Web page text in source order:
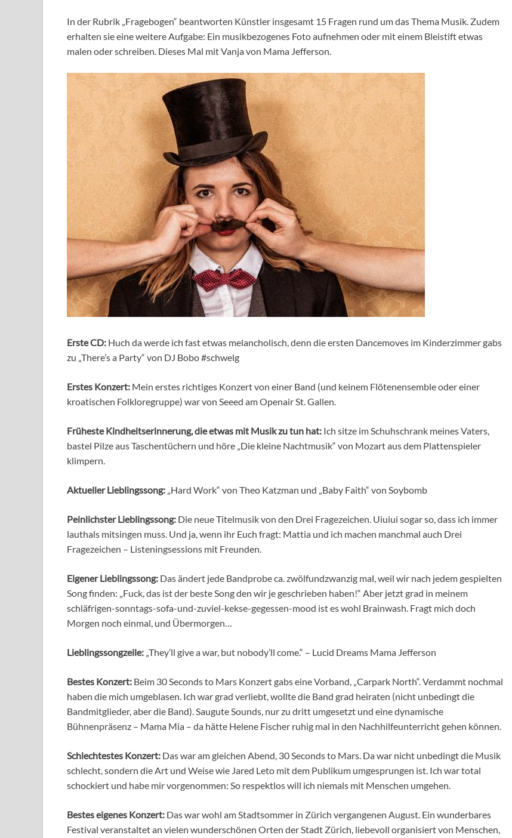
In der Rubrik „Fragebogen“ beantworten Künstler insgesamt 15 Fragen rund um das Thema Musik. Zudem
erhalten sie eine weitere Aufgabe: Ein musikbezogenes Foto aufnehmen oder mit einem Bleistift etwas
malen oder schreiben. Dieses Mal mit Vanja von Mama Jefferson.
Erste CD: Huch da werde ich fast etwas melancholisch, denn die ersten Dancemoves im Kinderzimmer gabs
zu „There’s a Party“ von DJ Bobo #schwelg
Erstes Konzert: Mein erstes richtiges Konzert von einer Band (und keinem Flötenensemble oder einer
kroatischen Folkloregruppe) war von Seeed am Openair St. Gallen.
Früheste Kindheitserinnerung, die etwas mit Musik zu tun hat: Ich sitze im Schuhschrank meines Vaters,
bastel Pilze aus Taschentüchern und höre „Die kleine Nachtmusik“ von Mozart aus dem Plattenspieler
klimpern.
Aktueller Lieblingssong: „Hard Work“ von Theo Katzman und „Baby Faith“ von Soybomb
Peinlichster Lieblingssong: Die neue Titelmusik von den Drei Fragezeichen. Uiuiui sogar so, dass ich immer
lauthals mitsingen muss. Und ja, wenn ihr Euch fragt: Mattia und ich machen manchmal auch Drei
Fragezeichen – Listeningsessions mit Freunden.
Eigener Lieblingssong: Das ändert jede Bandprobe ca. zwölfundzwanzig mal, weil wir nach jedem gespielten
Song finden: „Fuck, das ist der beste Song den wir je geschrieben haben!“ Aber jetzt grad in meinem
schläfrigen-sonntags-sofa-und-zuviel-kekse-gegessen-mood ist es wohl Brainwash. Fragt mich doch
Morgen noch einmal, und Übermorgen…
Lieblingssongzeile: „They’ll give a war, but nobody’ll come.“ – Lucid Dreams Mama Jefferson
Bestes Konzert: Beim 30 Seconds to Mars Konzert gabs eine Vorband, „Carpark North“. Verdammt nochmal
haben die mich umgeblasen. Ich war grad verliebt, wollte die Band grad heiraten (nicht unbedingt die
Bandmitglieder, aber die Band). Saugute Sounds, nur zu dritt umgesetzt und eine dynamische
Bühnenpräsenz – Mama Mia – da hätte Helene Fischer ruhig mal in den Nachhilfeunterricht gehen können.
Schlechtestes Konzert: Das war am gleichen Abend, 30 Seconds to Mars. Da war nicht unbedingt die Musik
schlecht, sondern die Art und Weise wie Jared Leto mit dem Publikum umgesprungen ist. Ich war total
schockiert und habe mir vorgenommen: So respektlos will ich niemals mit Menschen umgehen.
Bestes eigenes Konzert: Das war wohl am Stadtsommer in Zürich vergangenen August. Ein wunderbares
Festival veranstaltet an vielen wunderschönen Orten der Stadt Zürich, liebevoll organisiert von Menschen,